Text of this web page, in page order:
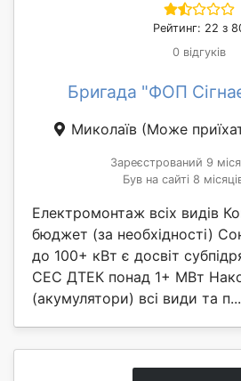
Рейтинг: 22 з
0 відгуків
Бригада "ФОП
Миколаїв (Може
Зареєстрований 9
Був на сайті 8
Електромонтаж всіх видів
бюджет (за необхідності)
до 100+ кВт є досвіт
СЕС ДТЕК понад 1+ МВт
(акумулятори) всі види та п...